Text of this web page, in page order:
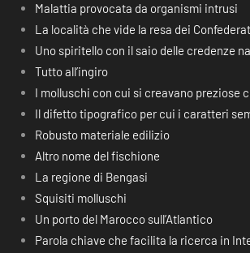
Malattia provocata da organismi intrusi
La località che vide la resa dei
Uno spiritello con il saio delle credenze
Tutto all’ingiro
I molluschi con cui si creavano preziose
Il difetto tipografico per cui i caratteri
Robusto materiale edilizio
Altro nome del fischione
La regione di Bengasi
Squisiti molluschi
Un porto del Marocco sull’Atlantico
Parola chiave che facilita la ricerca in